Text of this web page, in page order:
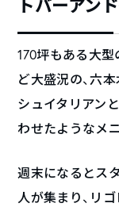
トバーアン
170坪もある大
ど大盛況の、六
シュイタリアン
わせたようなメ
週末になるとス
人が集まり、リ